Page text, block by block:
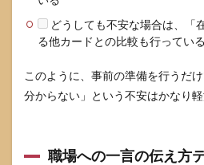
どうしても不安な場合は、「
る他カードとの比較も行っている
このように、事前の準備を行うだ
分からない」という不安はかなり軽
職場への一言の伝え方